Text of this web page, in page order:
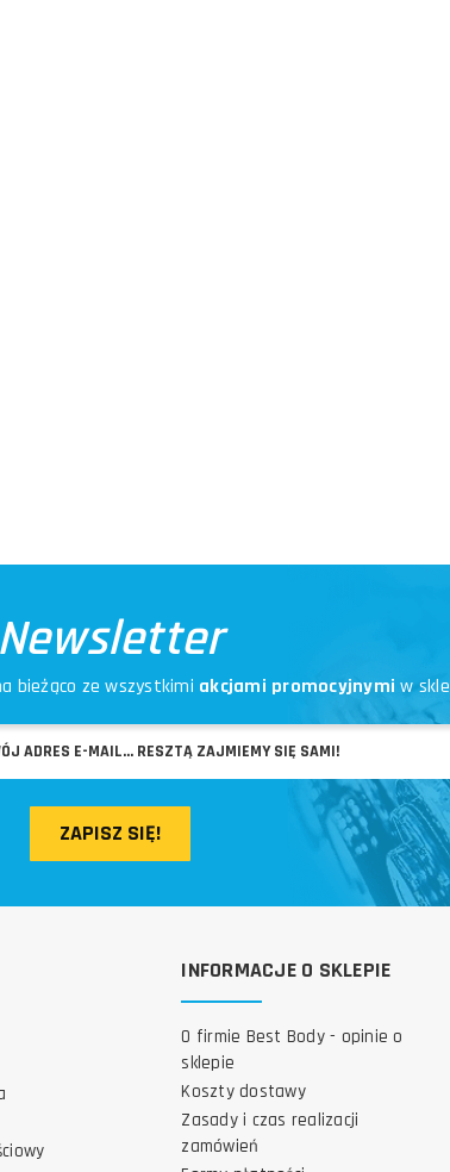
Newsletter
bieżąco ze wszystkimi akcjami promocyjnymi w
ZAPISZ SIĘ!
INFORMACJE O SKLEPIE
O firmie Best Body - opinie o
sklepie
Koszty dostawy
Zasady i czas realizacji
zamówień